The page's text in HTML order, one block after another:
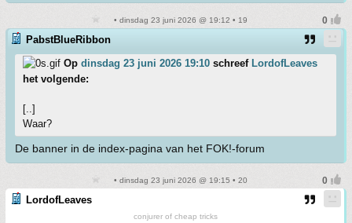
• dinsdag 23 juni 2026 @ 19:12 • 19
PabstBlueRibbon
Op dinsdag 23 juni 2026 19:10 schreef LordofLeaves
het volgende:
[..]
Waar?
De banner in de index-pagina van het FOK!-forum
• dinsdag 23 juni 2026 @ 19:15 • 20
LordofLeaves
conjurer of cheap tricks